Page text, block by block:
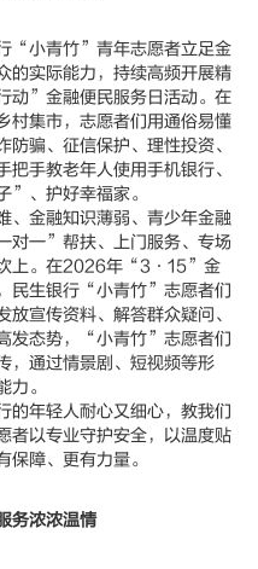
“小青竹”青年志愿者立足金
的实际能力，持续高频开展精
动”金融便民服务日活动。在
村集市，志愿者们用通俗易懂
骗、征信保护、理性投资、
手教老年人使用手机银行、
”、护好幸福家。
金融知识薄弱、青少年金融
对一”帮扶、上门服务、专场
坎上。在2026年“3·15”金
民生银行“小青竹”志愿者们
宣传资料、解答群众疑问、
发态势，“小青竹”志愿者们
，通过情景剧、短视频等形
力。
年轻人耐心又细心，教我们
者以专业守护安全，以温度贴
保障、更有力量。
务浓浓温情